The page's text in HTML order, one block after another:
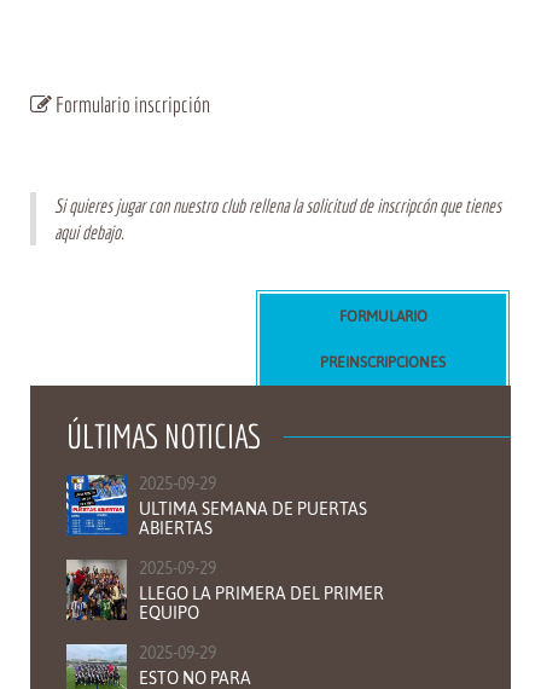
Formulario inscripción
Si quieres jugar con nuestro club rellena la solicitud de inscripcón que tienes
aqui debajo.
FORMULARIO
PREINSCRIPCIONES
ÚLTIMAS NOTICIAS
2025-09-29
ULTIMA SEMANA DE PUERTAS
ABIERTAS
2025-09-29
LLEGO LA PRIMERA DEL PRIMER
EQUIPO
2025-09-29
ESTO NO PARA